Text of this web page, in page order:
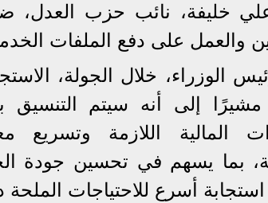
علي خليفة، نائب حزب العدل،
والعمل على دفع الملفات
الوزراء، خلال الجولة،
مشيرًا إلى أنه سيتم التنسيق
المالية اللازمة
بما يسهم في تحسين جودة
أسرع للاحتياجات